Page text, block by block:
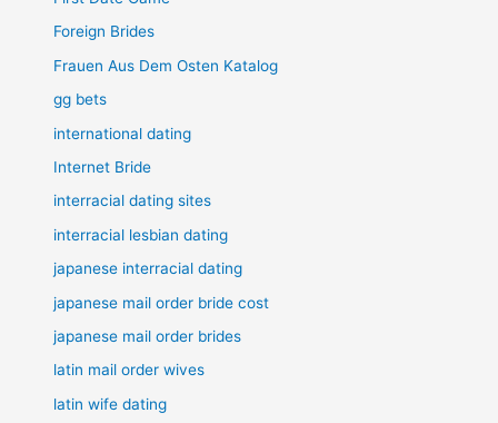
Foreign Brides
Frauen Aus Dem Osten Katalog
gg bets
international dating
Internet Bride
interracial dating sites
interracial lesbian dating
japanese interracial dating
japanese mail order bride cost
japanese mail order brides
latin mail order wives
latin wife dating